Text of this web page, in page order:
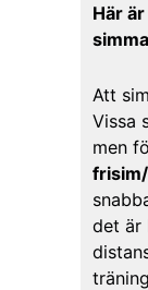
Här
Att
Vissa
men
det är